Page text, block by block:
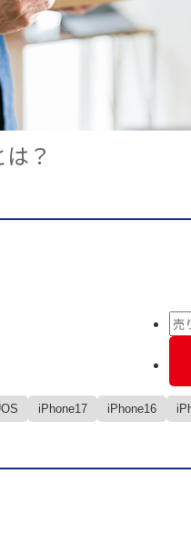
？
iPhone17 iPhone16